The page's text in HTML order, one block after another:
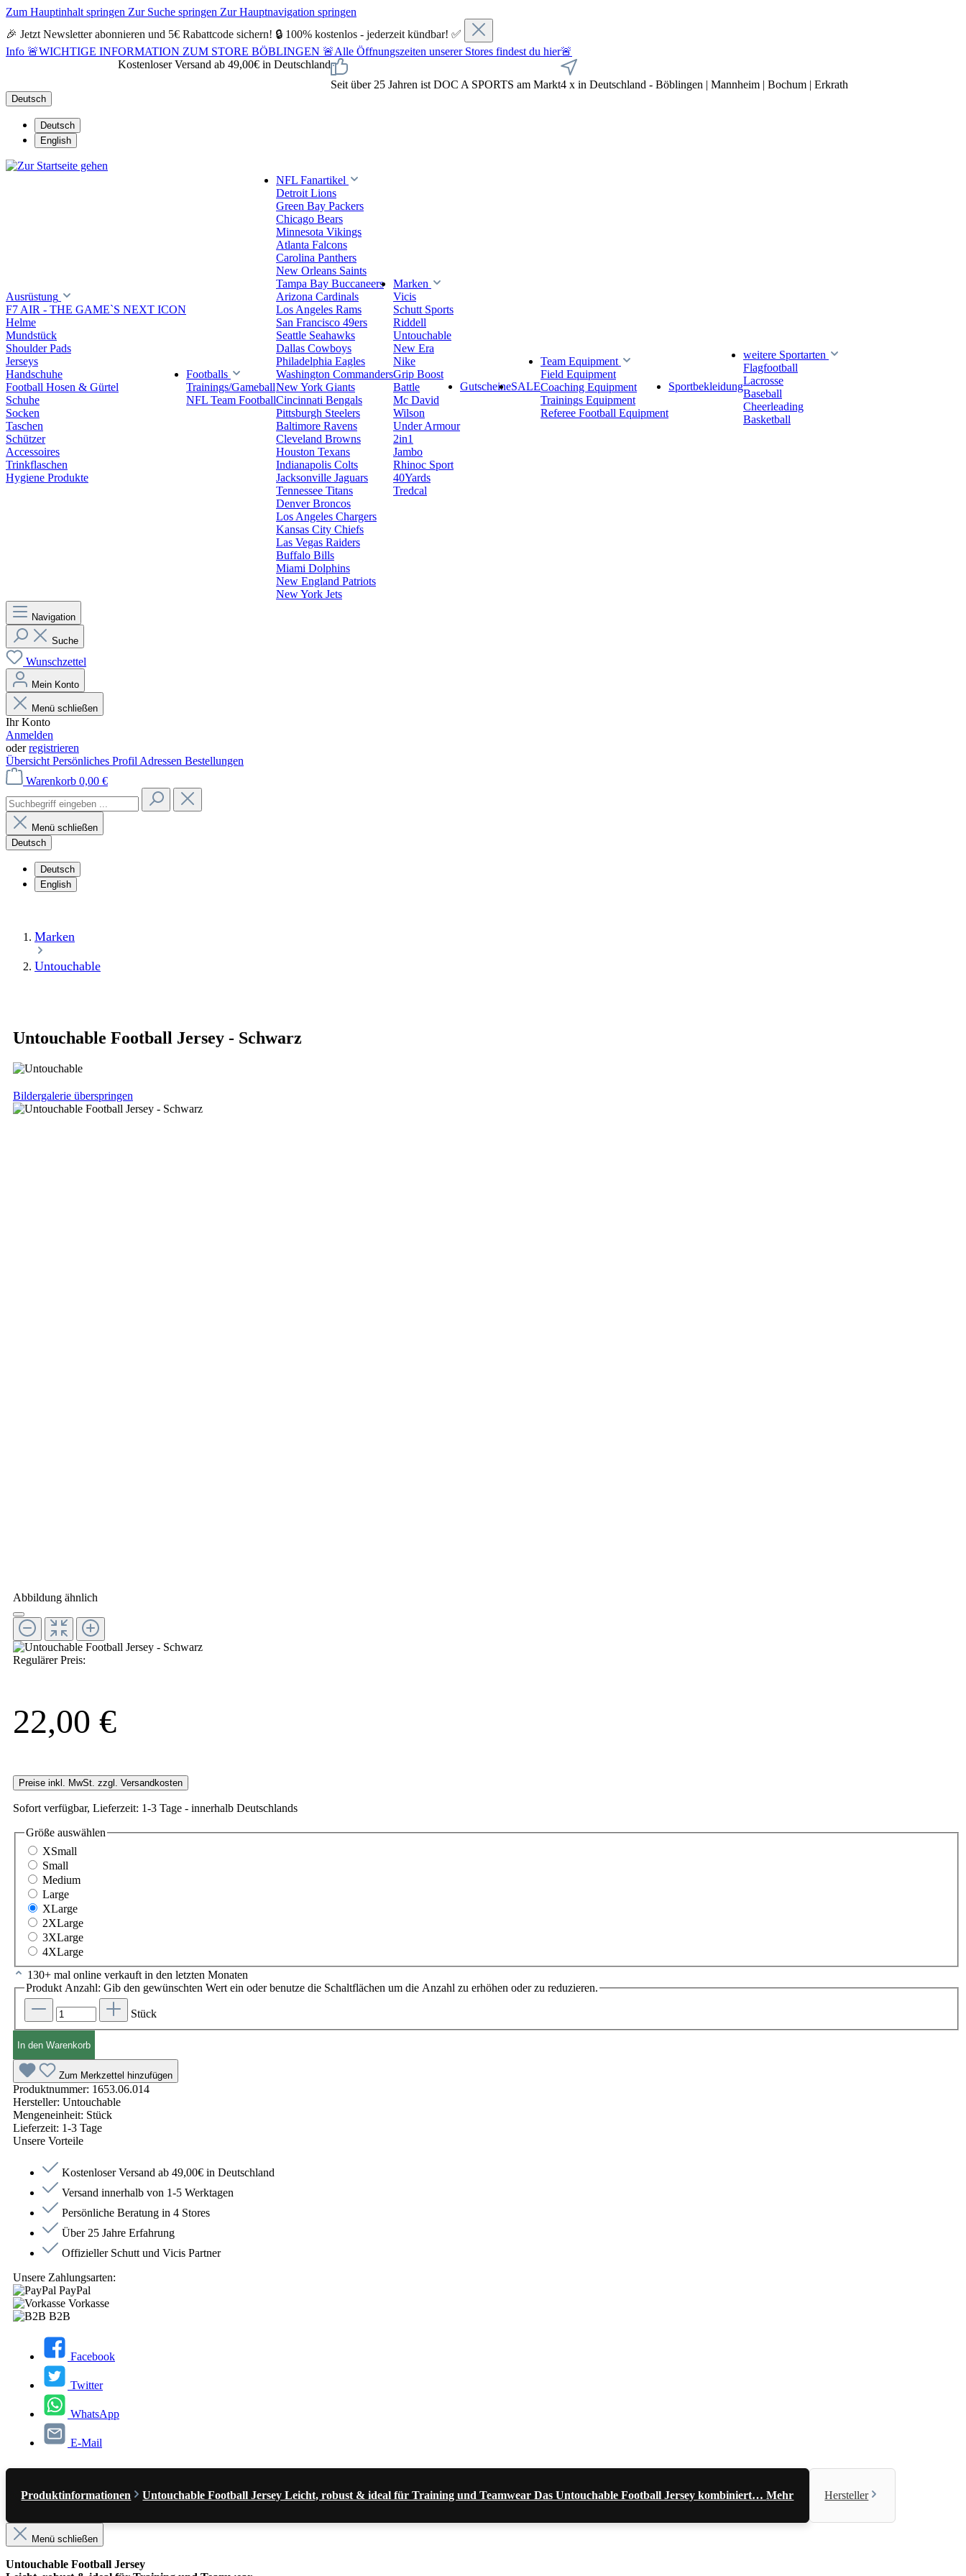
Zum Hauptinhalt springen Zur Suche springen Zur Hauptnavigation springen
🎉 Jetzt Newsletter abonnieren und 5€ Rabattcode sichern! 🔒 100% kostenlos - jederzeit kündbar! ✅
Info 🚨WICHTIGE INFORMATION ZUM STORE BÖBLINGEN 🚨Alle Öffnungszeiten unserer Stores findest du hier🚨
Kostenloser Versand ab 49,00€ in Deutschland
Seit über 25 Jahren ist DOC A SPORTS am Markt4 x in Deutschland - Böblingen | Mannheim | Bochum | Erkrath
Deutsch
Deutsch
English
Ausrüstung
F7 AIR - THE GAME`S NEXT ICON
Helme
Mundstück
Shoulder Pads
Jerseys
Handschuhe
Football Hosen & Gürtel
Schuhe
Socken
Taschen
Schützer
Accessoires
Trinkflaschen
Hygiene Produkte
Footballs
Trainings/Gameball
NFL Team Football
NFL Fanartikel
Detroit Lions
Green Bay Packers
Chicago Bears
Minnesota Vikings
Atlanta Falcons
Carolina Panthers
New Orleans Saints
Tampa Bay Buccaneers
Arizona Cardinals
Los Angeles Rams
San Francisco 49ers
Seattle Seahawks
Dallas Cowboys
Philadelphia Eagles
Washington Commanders
New York Giants
Cincinnati Bengals
Pittsburgh Steelers
Baltimore Ravens
Cleveland Browns
Houston Texans
Indianapolis Colts
Jacksonville Jaguars
Tennessee Titans
Denver Broncos
Los Angeles Chargers
Kansas City Chiefs
Las Vegas Raiders
Buffalo Bills
Miami Dolphins
New England Patriots
New York Jets
Marken
Vicis
Schutt Sports
Riddell
Untouchable
New Era
Nike
Grip Boost
Battle
Mc David
Wilson
Under Armour
2in1
Jambo
Rhinoc Sport
40Yards
Tredcal
GutscheineSALE
Team Equipment
Field Equipment
Coaching Equipment
Trainings Equipment
Referee Football Equipment
Sportbekleidung
weitere Sportarten
Flagfootball
Lacrosse
Baseball
Cheerleading
Basketball
Navigation
Suche
Wunschzettel
Mein Konto
Menü schließen
Ihr Konto
Anmelden
oderregistrieren
Übersicht Persönliches Profil Adressen Bestellungen
Warenkorb 0,00 €
Menü schließen
Deutsch
Deutsch
English
Marken
Untouchable
Untouchable Football Jersey - Schwarz
Bildergalerie überspringen
Abbildung ähnlich
Regulärer Preis:
22,00 €
Preise inkl. MwSt. zzgl. Versandkosten
Sofort verfügbar, Lieferzeit: 1-3 Tage - innerhalb Deutschlands
Größe auswählen
XSmall
Small
Medium
Large
XLarge
2XLarge
3XLarge
4XLarge
130+ mal online verkauft in den letzten Monaten
Produkt Anzahl: Gib den gewünschten Wert ein oder benutze die Schaltflächen um die Anzahl zu erhöhen oder zu reduzieren.
Stück
In den Warenkorb
Zum Merkzettel hinzufügen
Produktnummer: 1653.06.014
Hersteller: Untouchable
Mengeneinheit: Stück
Lieferzeit: 1-3 Tage
Unsere Vorteile
Kostenloser Versand ab 49,00€ in Deutschland
Versand innerhalb von 1-5 Werktagen
Persönliche Beratung in 4 Stores
Über 25 Jahre Erfahrung
Offizieller Schutt und Vicis Partner
Unsere Zahlungsarten:
PayPal
Vorkasse
B2B
Facebook
Twitter
WhatsApp
E-Mail
Produktinformationen Untouchable Football Jersey Leicht, robust & ideal für Training und Teamwear Das Untouchable Football Jersey kombiniert…Mehr Hersteller
Menü schließen
Untouchable Football Jersey